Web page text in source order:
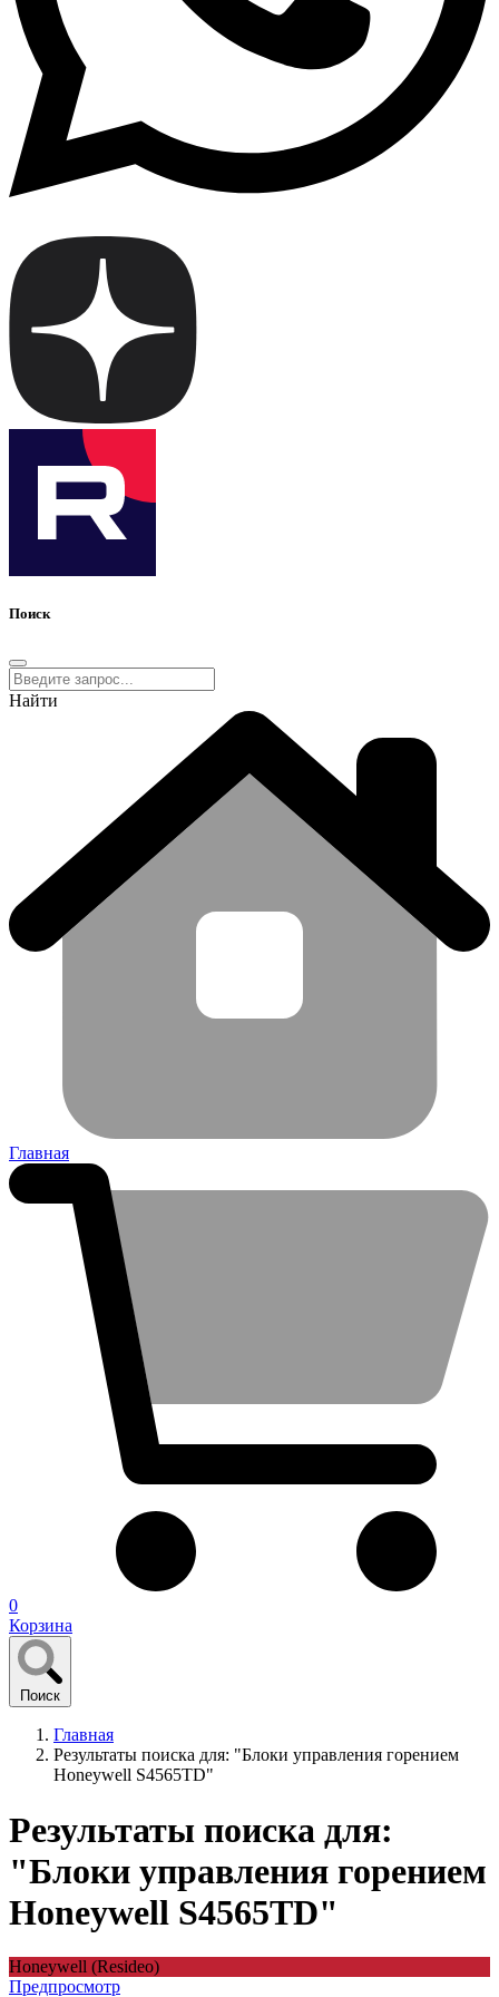
Поиск
Найти
Главная
0
Корзина
Поиск
Главная
Результаты поиска для: "Блоки управления горением
Honeywell S4565TD"
Результаты поиска для:
"Блоки управления горением
Honeywell S4565TD"
Honeywell (Resideo)
Предпросмотр